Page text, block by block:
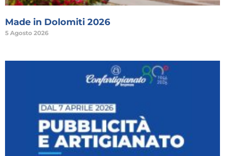
Made in Dolomiti 2026
5 Agosto 2026